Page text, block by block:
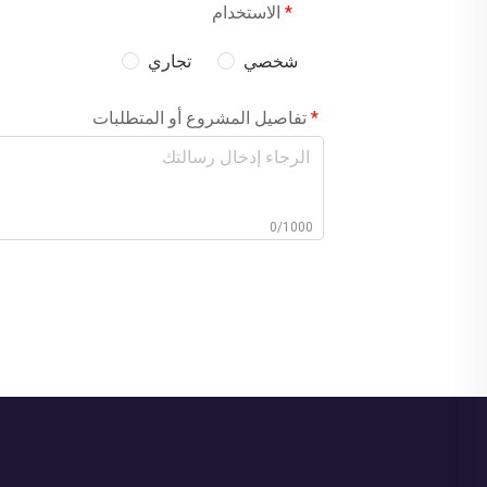
الاستخدام
شخصي تجاري
تفاصيل المشروع أو المتطلبات
0/1000